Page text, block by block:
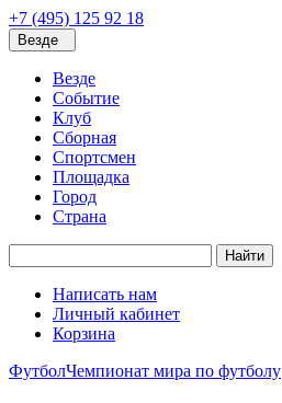
+7 (495) 125 92 18
Везде
Везде
Событие
Клуб
Сборная
Спортсмен
Площадка
Город
Страна
Найти
Написать нам
Личный кабинет
Корзина
ФутболЧемпионат мира по футболу